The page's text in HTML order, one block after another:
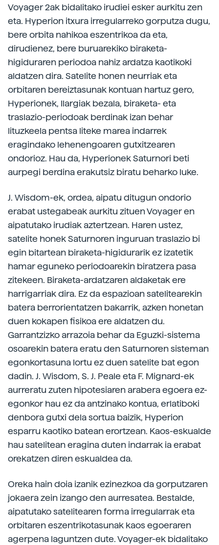
Voyager 2ak bidalitako irudiei esker aurkitu zen
eta. Hyperion itxura irregularreko gorputza dugu,
bere orbita nahikoa eszentrikoa da eta,
dirudienez, bere buruarekiko biraketa-
higiduraren periodoa nahiz ardatza kaotikoki
aldatzen dira. Satelite honen neurriak eta
orbitaren bereiztasunak kontuan hartuz gero,
Hyperionek, Ilargiak bezala, biraketa- eta
traslazio-periodoak berdinak izan behar
lituzkeela pentsa liteke marea indarrek
eragindako lehenengoaren gutxitzearen
ondorioz. Hau da, Hyperionek Saturnori beti
aurpegi berdina erakutsiz biratu beharko luke.
J. Wisdom-ek, ordea, aipatu ditugun ondorio
erabat ustegabeak aurkitu zituen Voyager en
aipatutako irudiak aztertzean. Haren ustez,
satelite honek Saturnoren inguruan traslazio bi
egin bitartean biraketa-higidurarik ez izatetik
hamar eguneko periodoarekin biratzera pasa
zitekeen. Biraketa-ardatzaren aldaketak ere
harrigarriak dira. Ez da espazioan satelitearekin
batera berrorientatzen bakarrik, azken honetan
duen kokapen fisikoa ere aldatzen du.
Garrantzizko arrazoia behar da Eguzki-sistema
osoarekin batera eratu den Saturnoren sisteman
egonkortasuna lortu ez duen satelite bat egon
dadin. J. Wisdom, S. J. Peale eta F. Mignard-ek
aurreratu zuten hipotesiaren arabera egoera ez-
egonkor hau ez da antzinako kontua, erlatiboki
denbora gutxi dela sortua baizik, Hyperion
esparru kaotiko batean erortzean. Kaos-eskualde
hau satelitean eragina duten indarrak ia erabat
orekatzen diren eskualdea da.
Oreka hain doia izanik ezinezkoa da gorputzaren
jokaera zein izango den aurresatea. Bestalde,
aipatutako satelitearen forma irregularrak eta
orbitaren eszentrikotasunak kaos egoeraren
agerpena laguntzen dute. Voyager-ek bidalitako